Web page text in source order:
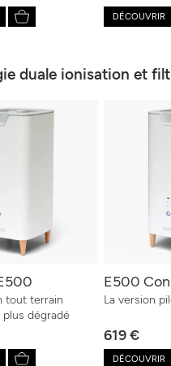
DÉCOUVRIR
duale ionisation et
tout terrain
dégradé
E500
La version
619 €
DÉCOUVRIR